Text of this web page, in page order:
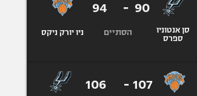
סן אנטוניו
ספרס
90
-
94
הסתיים ניו יורק ניקס
107
-
106